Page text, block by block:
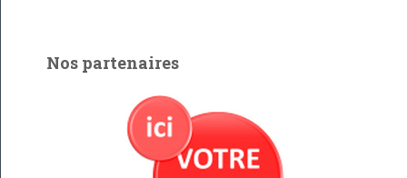
rNos partenaires